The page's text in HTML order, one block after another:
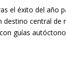
el éxito del año
central
guías